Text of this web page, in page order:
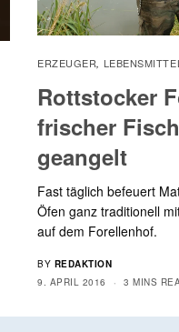
ERZEUGER, LEBENSMITTEL
Rottstocker
frischer
geangelt
Fast täglich befeuert
Öfen ganz traditionell
auf dem Forellenhof.
BY REDAKTION
9. APRIL 2016
3 MINS